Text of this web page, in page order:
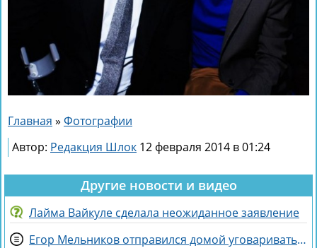
Главная » Фотографии
Автор: Редакция Шлок 12 февраля 2014 в 01:24
Другие новости и видео
Лайма Вайкуле сделала неожиданное заявление
Егор Мельников отправился домой уговаривать родителей на знакомство с Вероникой Гракович